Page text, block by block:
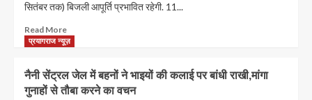
रजिस्ट्रेशन,18
सितम्बर
से
ब्लॉकवार
शिविर
सितंबर तक) बिजली आपूर्ति प्रभावित रहेगी. 11...
Read MoreRead
more
दिन
इन
प्रयागराज न्यूज़
नैनी सेंट्रल जेल में बहनों ने भाइयों की कलाई पर बांधी राखी,मांगा
गुनाहों से तौबा करने का वचन